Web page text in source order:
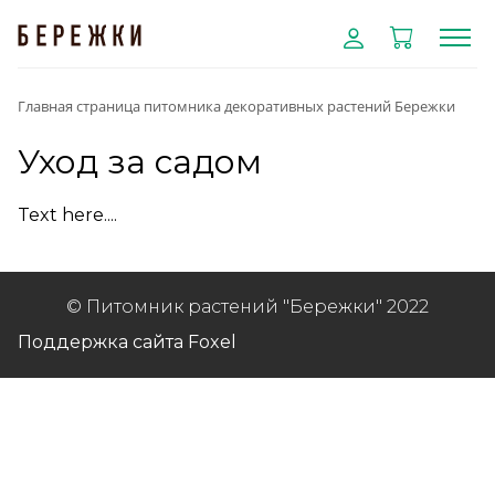
Главная страница питомника декоративных растений Бережки
Уход за садом
Text here....
© Питомник растений "Бережки" 2022
Поддержка сайта Foxel